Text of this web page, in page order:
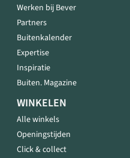
Werken bij Bever
Partners
Buitenkalender
Expertise
Inspiratie
Buiten. Magazine
WINKELEN
Alle winkels
Openingstijden
Click & collect